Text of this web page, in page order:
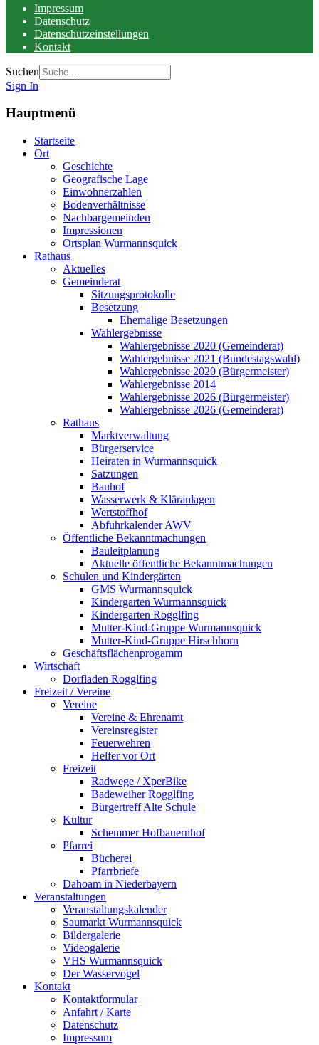
Impressum
Datenschutz
Datenschutzeinstellungen
Kontakt
Suchen
Sign In
Hauptmenü
Startseite
Ort
Geschichte
Geografische Lage
Einwohnerzahlen
Bodenverhältnisse
Nachbargemeinden
Impressionen
Ortsplan Wurmannsquick
Rathaus
Aktuelles
Gemeinderat
Sitzungsprotokolle
Besetzung
Ehemalige Besetzungen
Wahlergebnisse
Wahlergebnisse 2020 (Gemeinderat)
Wahlergebnisse 2021 (Bundestagswahl)
Wahlergebnisse 2020 (Bürgermeister)
Wahlergebnisse 2014
Wahlergebnisse 2026 (Bürgermeister)
Wahlergebnisse 2026 (Gemeinderat)
Rathaus
Marktverwaltung
Bürgerservice
Heiraten in Wurmannsquick
Satzungen
Bauhof
Wasserwerk & Kläranlagen
Wertstoffhof
Abfuhrkalender AWV
Öffentliche Bekanntmachungen
Bauleitplanung
Aktuelle öffentliche Bekanntmachungen
Schulen und Kindergärten
GMS Wurmannsquick
Kindergarten Wurmannsquick
Kindergarten Rogglfing
Mutter-Kind-Gruppe Wurmannsquick
Mutter-Kind-Gruppe Hirschhorn
Geschäftsflächenprogamm
Wirtschaft
Dorfladen Rogglfing
Freizeit / Vereine
Vereine
Vereine & Ehrenamt
Vereinsregister
Feuerwehren
Helfer vor Ort
Freizeit
Radwege / XperBike
Badeweiher Rogglfing
Bürgertreff Alte Schule
Kultur
Schemmer Hofbauernhof
Pfarrei
Bücherei
Pfarrbriefe
Dahoam in Niederbayern
Veranstaltungen
Veranstaltungskalender
Saumarkt Wurmannsquick
Bildergalerie
Videogalerie
VHS Wurmannsquick
Der Wasservogel
Kontakt
Kontaktformular
Anfahrt / Karte
Datenschutz
Impressum